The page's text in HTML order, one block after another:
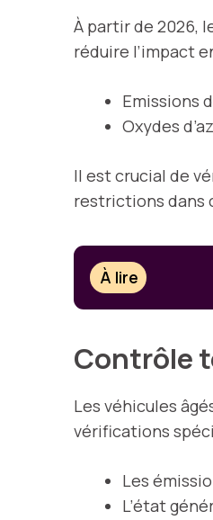
À partir de 2026,
réduire l’impact
Emissions
Oxydes
Il est crucial de
restrictions dans
À lire
Contrôle
Les véhicules
vérifications
Les
L’état